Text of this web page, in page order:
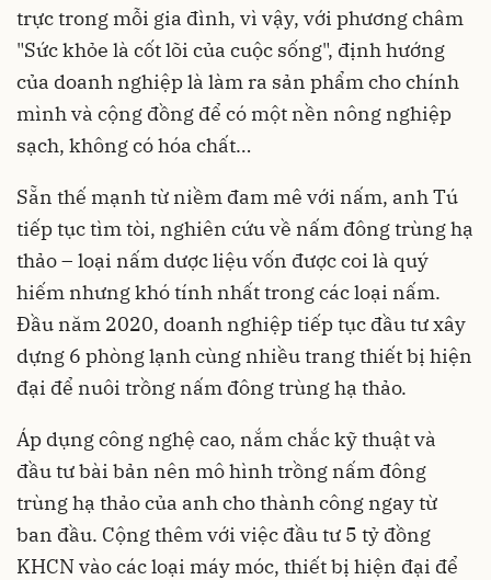
trực trong mỗi gia đình, vì vậy, với phương châm
"Sức khỏe là cốt lõi của cuộc sống", định hướng
của doanh nghiệp là làm ra sản phẩm cho chính
mình và cộng đồng để có một nền nông nghiệp
sạch, không có hóa chất…
Sẵn thế mạnh từ niềm đam mê với nấm, anh Tú
tiếp tục tìm tòi, nghiên cứu về nấm đông trùng hạ
thảo – loại nấm dược liệu vốn được coi là quý
hiếm nhưng khó tính nhất trong các loại nấm.
Đầu năm 2020, doanh nghiệp tiếp tục đầu tư xây
dựng 6 phòng lạnh cùng nhiều trang thiết bị hiện
đại để nuôi trồng nấm đông trùng hạ thảo.
Áp dụng công nghệ cao, nắm chắc kỹ thuật và
đầu tư bài bản nên mô hình trồng nấm đông
trùng hạ thảo của anh cho thành công ngay từ
ban đầu. Cộng thêm với việc đầu tư 5 tỷ đồng
KHCN vào các loại máy móc, thiết bị hiện đại để